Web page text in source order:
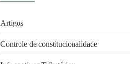
Artigos
Controle de constitucionalidade